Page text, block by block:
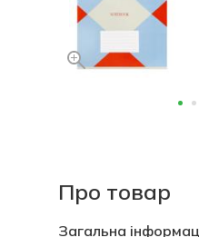
Про товар
Загальна